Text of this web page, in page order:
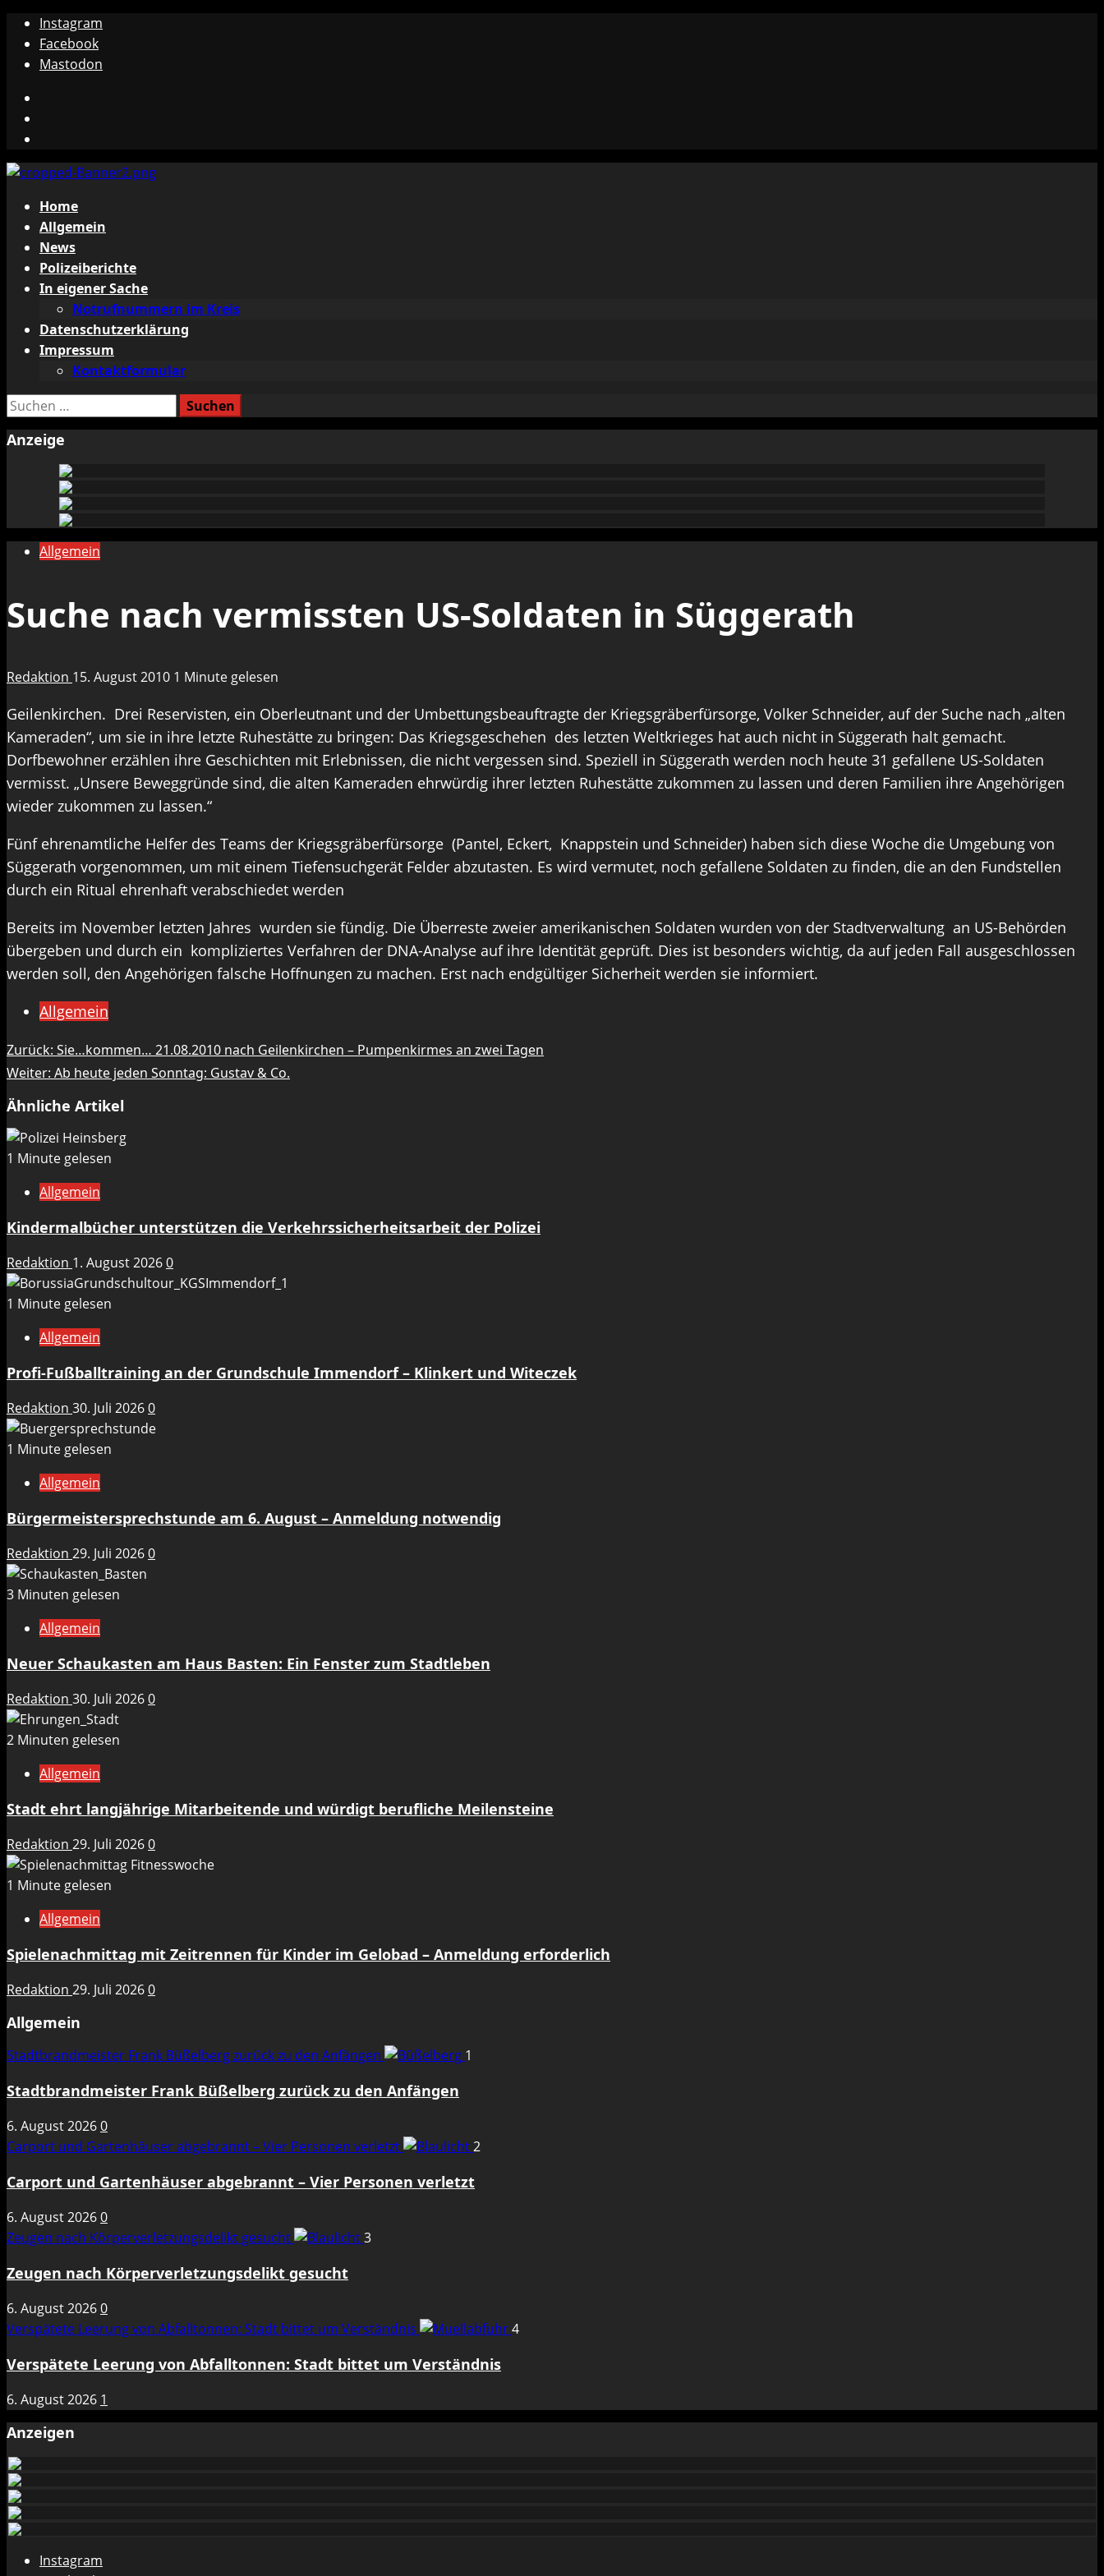
Zum
Inhalt
springen
Instagram
Facebook
Mastodon
Primäres
Menü
Home
Allgemein
News
Polizeiberichte
In eigener Sache
Notrufnummern im Kreis
Datenschutzerklärung
Impressum
Kontaktformular
Suchen
Anzeige
Allgemein
Suche nach vermissten US-Soldaten in Süggerath
Redaktion 15. August 2010 1 Minute gelesen
Geilenkirchen. Drei Reservisten, ein Oberleutnant und der Umbettungsbeauftragte der Kriegsgräberfürsorge, Volker Schneider, auf der Suche nach „alten
Kameraden“, um sie in ihre letzte Ruhestätte zu bringen: Das Kriegsgeschehen des letzten Weltkrieges hat auch nicht in Süggerath halt gemacht.
Dorfbewohner erzählen ihre Geschichten mit Erlebnissen, die nicht vergessen sind. Speziell in Süggerath werden noch heute 31 gefallene US-Soldaten
vermisst. „Unsere Beweggründe sind, die alten Kameraden ehrwürdig ihrer letzten Ruhestätte zukommen zu lassen und deren Familien ihre Angehörigen
wieder zukommen zu lassen.“
Fünf ehrenamtliche Helfer des Teams der Kriegsgräberfürsorge (Pantel, Eckert, Knappstein und Schneider) haben sich diese Woche die Umgebung von
Süggerath vorgenommen, um mit einem Tiefensuchgerät Felder abzutasten. Es wird vermutet, noch gefallene Soldaten zu finden, die an den Fundstellen
durch ein Ritual ehrenhaft verabschiedet werden
Bereits im November letzten Jahres wurden sie fündig. Die Überreste zweier amerikanischen Soldaten wurden von der Stadtverwaltung an US-Behörden
übergeben und durch ein kompliziertes Verfahren der DNA-Analyse auf ihre Identität geprüft. Dies ist besonders wichtig, da auf jeden Fall ausgeschlossen
werden soll, den Angehörigen falsche Hoffnungen zu machen. Erst nach endgültiger Sicherheit werden sie informiert.
Allgemein
Beitragsnavigation
Zurück: Sie…kommen… 21.08.2010 nach Geilenkirchen – Pumpenkirmes an zwei Tagen
Weiter: Ab heute jeden Sonntag: Gustav & Co.
Ähnliche Artikel
1 Minute gelesen
Allgemein
Kindermalbücher unterstützen die Verkehrssicherheitsarbeit der Polizei
Redaktion 1. August 20260
1 Minute gelesen
Allgemein
Profi-Fußballtraining an der Grundschule Immendorf – Klinkert und Witeczek
Redaktion 30. Juli 20260
1 Minute gelesen
Allgemein
Bürgermeistersprechstunde am 6. August – Anmeldung notwendig
Redaktion 29. Juli 20260
3 Minuten gelesen
Allgemein
Neuer Schaukasten am Haus Basten: Ein Fenster zum Stadtleben
Redaktion 30. Juli 20260
2 Minuten gelesen
Allgemein
Stadt ehrt langjährige Mitarbeitende und würdigt berufliche Meilensteine
Redaktion 29. Juli 20260
1 Minute gelesen
Allgemein
Spielenachmittag mit Zeitrennen für Kinder im Gelobad – Anmeldung erforderlich
Redaktion 29. Juli 20260
Allgemein
Stadtbrandmeister Frank Büßelberg zurück zu den Anfängen 1
Stadtbrandmeister Frank Büßelberg zurück zu den Anfängen
6. August 20260
Carport und Gartenhäuser abgebrannt – Vier Personen verletzt
2
Carport und Gartenhäuser abgebrannt – Vier Personen verletzt
6. August 20260
Zeugen nach Körperverletzungsdelikt gesucht
3
Zeugen nach Körperverletzungsdelikt gesucht
6. August 20260
Verspätete Leerung von Abfalltonnen: Stadt bittet um Verständnis
4
Verspätete Leerung von Abfalltonnen: Stadt bittet um Verständnis
6. August 2026 1
Anzeigen
Instagram